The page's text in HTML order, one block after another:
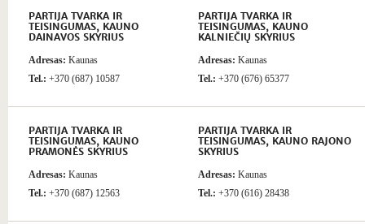
PARTIJA TVARKA IR
TEISINGUMAS, KAUNO
DAINAVOS SKYRIUS
Adresas: Kaunas
Tel.: +370 (687) 10587
PARTIJA TVARKA IR
TEISINGUMAS, KAUNO
KALNIEČIŲ SKYRIUS
Adresas: Kaunas
Tel.: +370 (676) 65377
PARTIJA TVARKA IR
TEISINGUMAS, KAUNO
PRAMONĖS SKYRIUS
Adresas: Kaunas
Tel.: +370 (687) 12563
PARTIJA TVARKA IR
TEISINGUMAS, KAUNO RAJONO
SKYRIUS
Adresas: Kaunas
Tel.: +370 (616) 28438